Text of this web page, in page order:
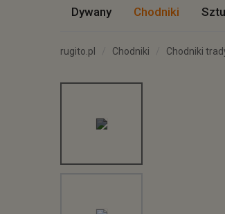
Dywany Chodniki
rugito.pl Chodniki
Chodniki